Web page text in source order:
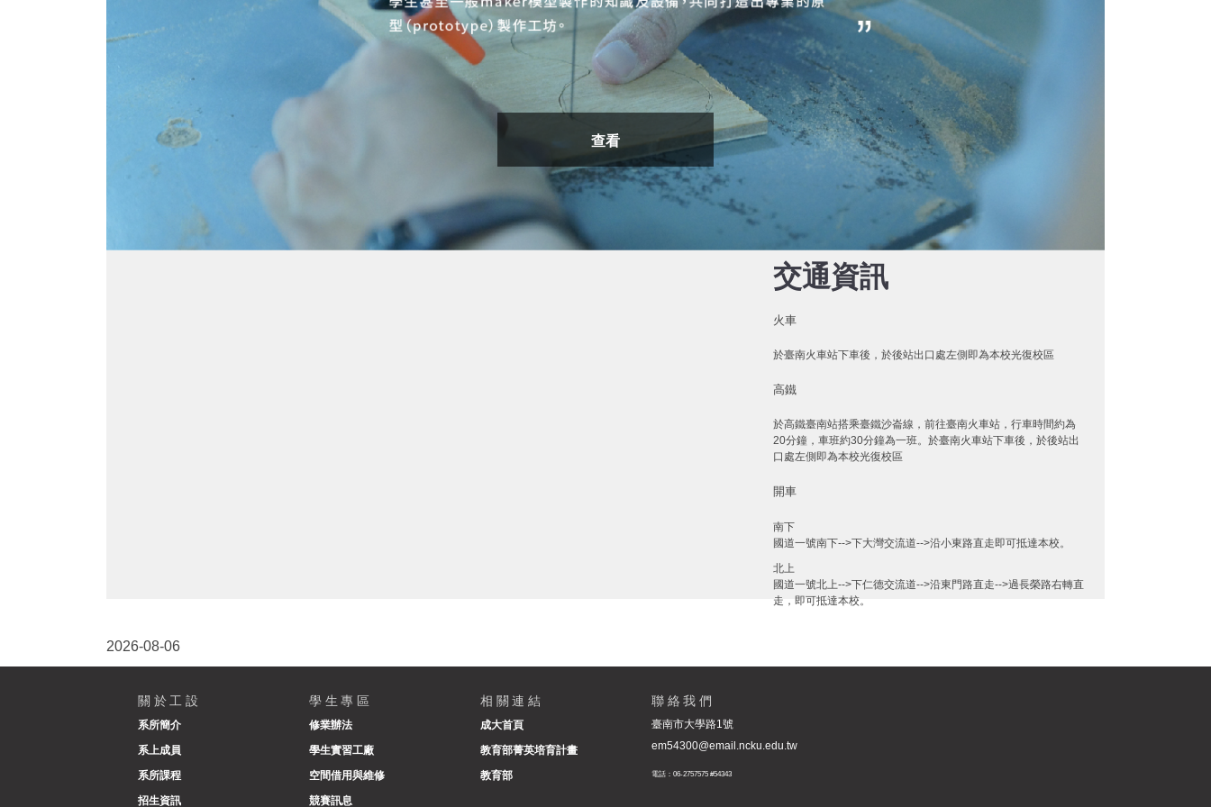
查看
交通資訊
火車
於臺南火車站下車後，於後站出口處左側即為本校光復校區
高鐵
於高鐵臺南站搭乘臺鐵沙崙線，前往臺南火車站，行車時間約為
20分鐘，車班約30分鐘為一班。於臺南火車站下車後，於後站出
口處左側即為本校光復校區
開車
南下
國道一號南下-->下大灣交流道-->沿小東路直走即可抵達本校。
北上
國道一號北上-->下仁德交流道-->沿東門路直走-->過長榮路右轉直
走，即可抵達本校。
2026-08-06
關於工設
系所簡介
系上成員
系所課程
招生資訊
學生專區
修業辦法
學生實習工廠
空間借用與維修
競賽訊息
相關連結
成大首頁
教育部菁英培育計畫
教育部
聯絡我們
臺南市大學路1號
em54300@email.ncku.edu.tw
電話：06-2757575 #54343